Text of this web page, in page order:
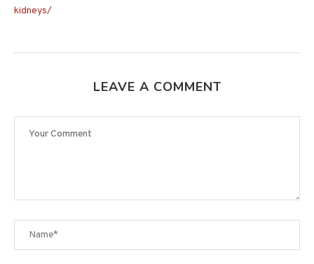
kidneys/
LEAVE A COMMENT